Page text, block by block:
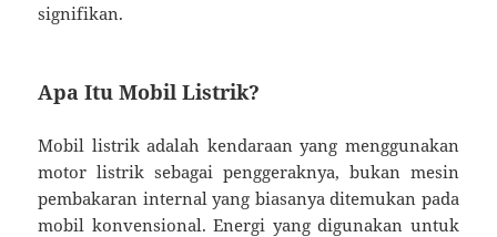
signifikan.
Apa Itu Mobil Listrik?
Mobil listrik adalah kendaraan yang menggunakan
motor listrik sebagai penggeraknya, bukan mesin
pembakaran internal yang biasanya ditemukan pada
mobil konvensional. Energi yang digunakan untuk